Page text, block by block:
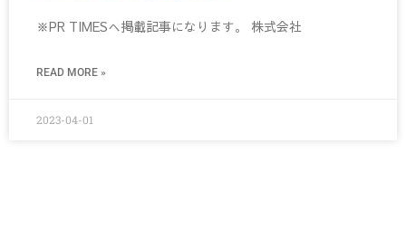
※PR TIMESへ掲載記事になります。 株式会社
READ MORE »
2023-04-01